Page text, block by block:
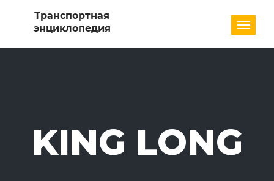
KING LONG